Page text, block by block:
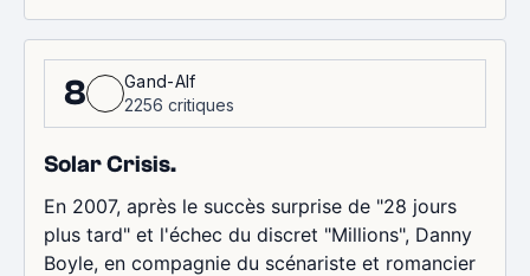
8
Gand-Alf
2256 critiques
Solar Crisis.
En 2007, après le succès surprise de "28 jours
plus tard" et l'échec du discret "Millions", Danny
Boyle, en compagnie du scénariste et romancier